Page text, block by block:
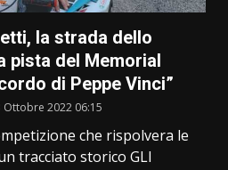
la strada dello
pista del Memorial
di Peppe Vinci”
Ottobre 2022 06:15
che rispolvera le
tracciato storico GLI